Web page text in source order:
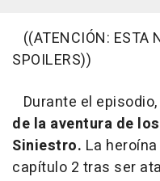
((ATENCIÓN: ESTA
SPOILERS))
Durante el episodio,
de la aventura de
Siniestro. La
capítulo 2 tras ser